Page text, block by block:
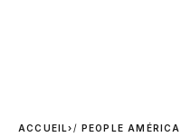
ACCUEIL› PEOPLE